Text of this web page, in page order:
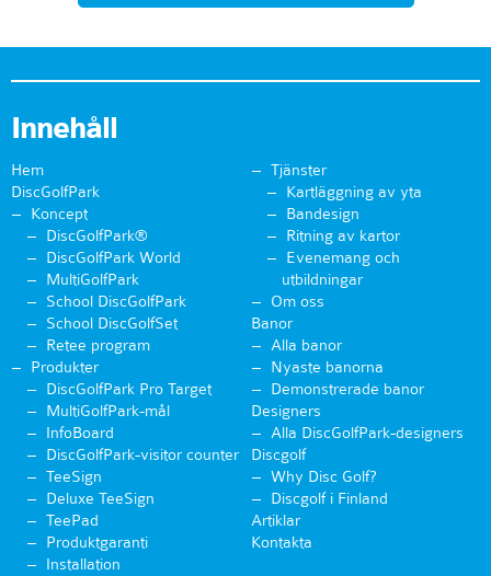
Innehåll
Hem
DiscGolfPark
Koncept
DiscGolfPark®
DiscGolfPark World
MultiGolfPark
School DiscGolfPark
School DiscGolfSet
Retee program
Produkter
DiscGolfPark Pro Target
MultiGolfPark-mål
InfoBoard
DiscGolfPark-visitor counter
TeeSign
Deluxe TeeSign
TeePad
Produktgaranti
Installation
Tjänster
Kartläggning av yta
Bandesign
Ritning av kartor
Evenemang och
utbildningar
Om oss
Banor
Alla banor
Nyaste banorna
Demonstrerade banor
Designers
Alla DiscGolfPark-designers
Discgolf
Why Disc Golf?
Discgolf i Finland
Artiklar
Kontakta